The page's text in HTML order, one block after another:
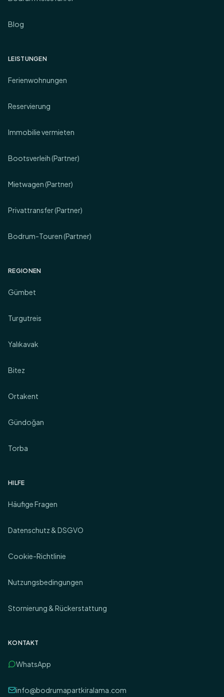
Blog
LEISTUNGEN
Ferienwohnungen
Reservierung
Immobilie vermieten
Bootsverleih (Partner)
Mietwagen (Partner)
Privattransfer (Partner)
Bodrum-Touren (Partner)
REGIONEN
Gümbet
Turgutreis
Yalıkavak
Bitez
Ortakent
Gündoğan
Torba
HILFE
Häufige Fragen
Datenschutz & DSGVO
Cookie-Richtlinie
Nutzungsbedingungen
Stornierung & Rückerstattung
KONTAKT
WhatsApp
info@bodrumapartkiralama.com